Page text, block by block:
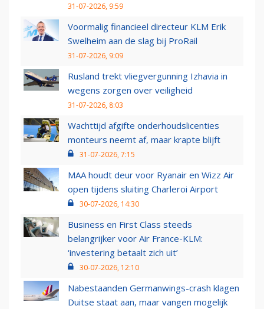
31-07-2026, 9:59
Voormalig financieel directeur KLM Erik
Swelheim aan de slag bij ProRail
31-07-2026, 9:09
Rusland trekt vliegvergunning Izhavia in
wegens zorgen over veiligheid
31-07-2026, 8:03
Wachttijd afgifte onderhoudslicenties
monteurs neemt af, maar krapte blijft
31-07-2026, 7:15
MAA houdt deur voor Ryanair en Wizz Air
open tijdens sluiting Charleroi Airport
30-07-2026, 14:30
Business en First Class steeds
belangrijker voor Air France-KLM:
‘investering betaalt zich uit’
30-07-2026, 12:10
Nabestaanden Germanwings-crash klagen
Duitse staat aan, maar vangen mogelijk